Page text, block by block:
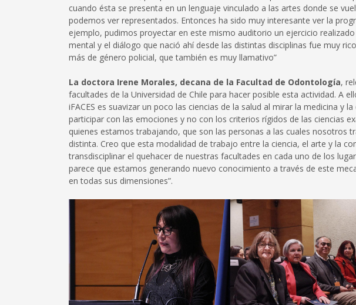
cuando ésta se presenta en un lenguaje vinculado a las artes donde se
podemos ver representados. Entonces ha sido muy interesante ver la
ejemplo, pudimos proyectar en este mismo auditorio un ejercicio
mental y el diálogo que nació ahí desde las distintas disciplinas fue muy
más de género policial, que también es muy llamativo”
La doctora Irene Morales, decana de la Facultad de Odontología,
facultades de la Universidad de Chile para hacer posible esta actividad. A
iFACES es suavizar un poco las ciencias de la salud al mirar la medicina y
participar con las emociones y no con los criterios rígidos de las ciencias
quienes estamos trabajando, que son las personas a las cuales nosotros
distinta. Creo que esta modalidad de trabajo entre la ciencia, el arte y la
transdisciplinar el quehacer de nuestras facultades en cada uno de los
parece que estamos generando nuevo conocimiento a través de este
en todas sus dimensiones”.